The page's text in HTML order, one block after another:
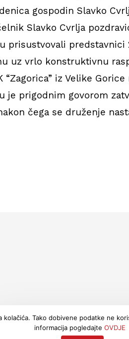
gospodin Slavko
Slavko Cvrlja
prisustvovali predstavnici
uz vrlo konstruktivnu
“Zagorica” iz Velike
je prigodnim govorom
čega se druženje
Tako dobivene podatke ne
informacija pogledajte OVDJE